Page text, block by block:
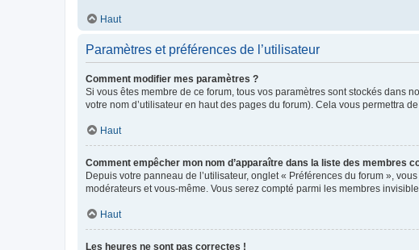
Haut
Paramètres et préférences de l’utilisateur
Comment modifier mes paramètres ?
Si vous êtes membre de ce forum, tous vos paramètres sont stockés dans
votre nom d’utilisateur en haut des pages du forum). Cela vous permettra
Haut
Comment empêcher mon nom d’apparaître dans la liste des membres
Depuis votre panneau de l’utilisateur, onglet « Préférences du forum », vous
modérateurs et vous-même. Vous serez compté parmi les membres
Haut
Les heures ne sont pas correctes !